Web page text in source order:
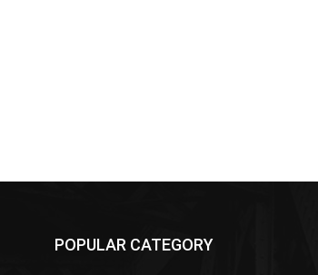
POPULAR CATEGORY